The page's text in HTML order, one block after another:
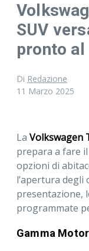
SUV
pronto al
Di Redazione
11 Marzo 2025
La Volkswagen
prepara a fare
opzioni di
l’apertura
presentazione,
programmate
Gamma